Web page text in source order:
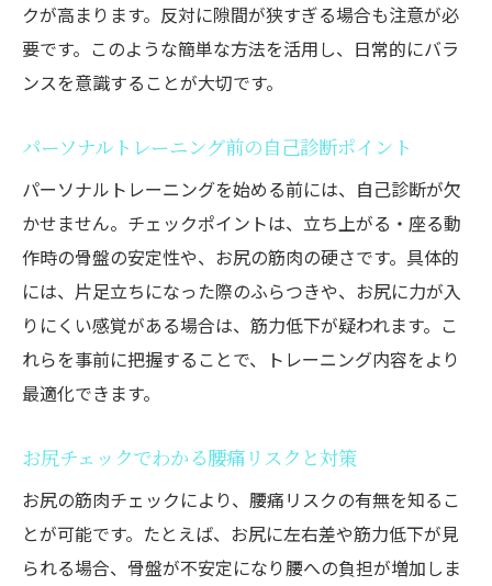
クが高まります。反対に隙間が狭すぎる場合も注意が必
要です。このような簡単な方法を活用し、日常的にバラ
ンスを意識することが大切です。
パーソナルトレーニング前の自己診断ポイント
パーソナルトレーニングを始める前には、自己診断が欠
かせません。チェックポイントは、立ち上がる・座る動
作時の骨盤の安定性や、お尻の筋肉の硬さです。具体的
には、片足立ちになった際のふらつきや、お尻に力が入
りにくい感覚がある場合は、筋力低下が疑われます。こ
れらを事前に把握することで、トレーニング内容をより
最適化できます。
お尻チェックでわかる腰痛リスクと対策
お尻の筋肉チェックにより、腰痛リスクの有無を知るこ
とが可能です。たとえば、お尻に左右差や筋力低下が見
られる場合、骨盤が不安定になり腰への負担が増加しま